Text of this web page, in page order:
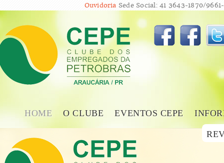
Ouvidoria Sede Social: 41 3643-1870/
HOME O CLUBE EVENTOS CEPE